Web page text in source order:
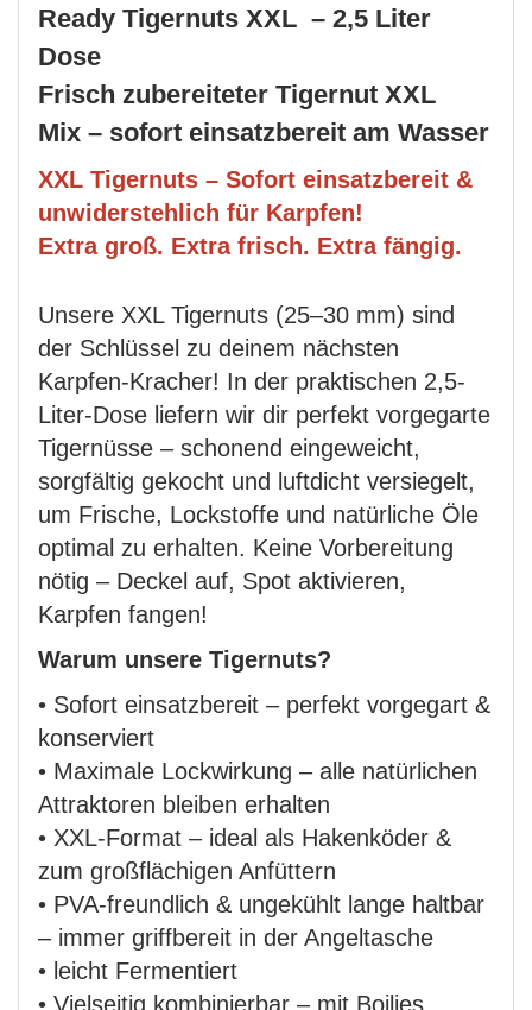
Ready Tigernuts XXL – 2,5 Liter
Dose
Frisch zubereiteter Tigernut XXL
Mix – sofort einsatzbereit am Wasser
XXL Tigernuts – Sofort einsatzbereit &
unwiderstehlich für Karpfen!
Extra groß. Extra frisch. Extra fängig.
Unsere XXL Tigernuts (25–30 mm) sind
der Schlüssel zu deinem nächsten
Karpfen-Kracher! In der praktischen 2,5-
Liter-Dose liefern wir dir perfekt vorgegarte
Tigernüsse – schonend eingeweicht,
sorgfältig gekocht und luftdicht versiegelt,
um Frische, Lockstoffe und natürliche Öle
optimal zu erhalten. Keine Vorbereitung
nötig – Deckel auf, Spot aktivieren,
Karpfen fangen!
Warum unsere Tigernuts?
• Sofort einsatzbereit – perfekt vorgegart &
konserviert
• Maximale Lockwirkung – alle natürlichen
Attraktoren bleiben erhalten
• XXL-Format – ideal als Hakenköder &
zum großflächigen Anfüttern
• PVA-freundlich & ungekühlt lange haltbar
– immer griffbereit in der Angeltasche
• leicht Fermentiert
• Vielseitig kombinierbar – mit Boilies,